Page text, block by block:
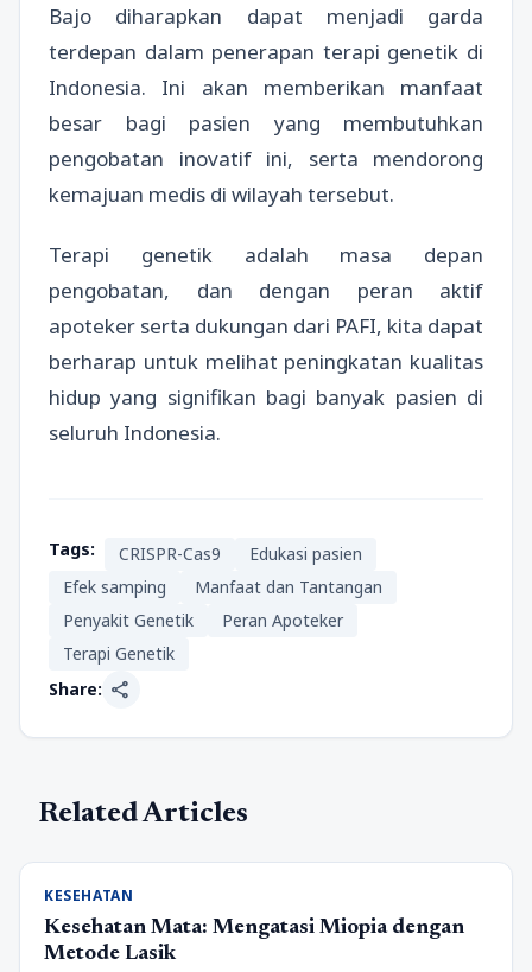
Bajo diharapkan dapat menjadi garda
terdepan dalam penerapan terapi genetik di
Indonesia. Ini akan memberikan manfaat
besar bagi pasien yang membutuhkan
pengobatan inovatif ini, serta mendorong
kemajuan medis di wilayah tersebut.
Terapi genetik adalah masa depan
pengobatan, dan dengan peran aktif
apoteker serta dukungan dari PAFI, kita dapat
berharap untuk melihat peningkatan kualitas
hidup yang signifikan bagi banyak pasien di
seluruh Indonesia.
Tags: CRISPR-Cas9
Edukasi pasien
Efek samping
Manfaat dan Tantangan
Penyakit Genetik
Peran Apoteker
Terapi Genetik
Share: share
Related Articles
KESEHATAN
Kesehatan Mata: Mengatasi Miopia dengan
Metode Lasik